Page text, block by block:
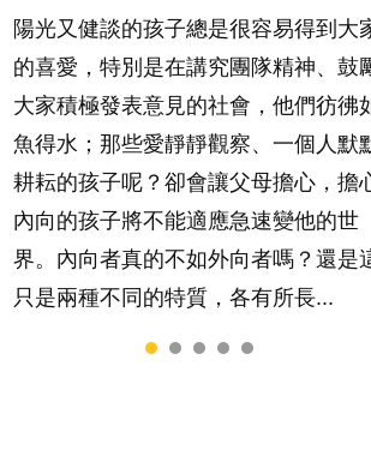
陽光又健談的孩子總是很容易得到大
的喜愛，特別是在講究團隊精神、鼓
大家積極發表意見的社會，他們彷彿
魚得水；那些愛靜靜觀察、一個人默
耕耘的孩子呢？卻會讓父母擔心，擔
內向的孩子將不能適應急速變他的世
界。內向者真的不如外向者嗎？還是
只是兩種不同的特質，各有所長...
你是不是也曾經以為只要跟相愛的人
婚，就自然能走到白頭，但生了孩子
發現事情不如你所料？ 經營婚姻，不
如我們想像的簡單，卻也不是大家說
那麼難。一起來認識婚姻的真相！...
相信許多人初為人父母，由懷孕開始
孩子呱呱落地，心中都有數之不盡的
題～這裡一次過集合我們以往製作過
相關短片。 這段路讓我們跟你同行～
有人話學多種語言越早開始越好，有
卻說一時間太多語言，會令孩子感到
淆，到底誰是誰非？聽聽專家怎樣說
解開語言學習的迷思～...
很多父母都希望孩子係個「叻仔叻
女」，學業別太差，日常自理井井有
條。這樣的孩子是萬中無一，還是魚
熊掌，不能兼得？...